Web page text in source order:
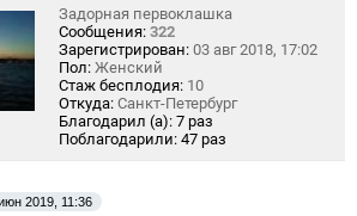
Задорная первоклашка
Сообщения: 322
Зарегистрирован: 03 авг 2018, 17:02
Пол: Женский
Стаж бесплодия: 10
Откуда: Санкт-Петербург
Благодарил (а): 7 раз
Поблагодарили: 47 раз
2019, 11:36